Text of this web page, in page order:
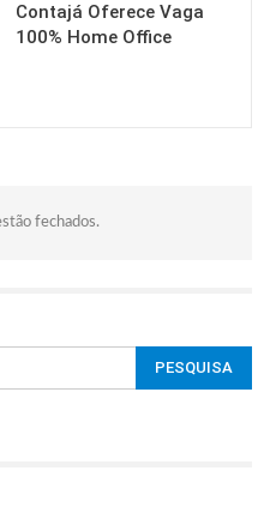
Contajá Oferece Vaga
100% Home Office
fechados.